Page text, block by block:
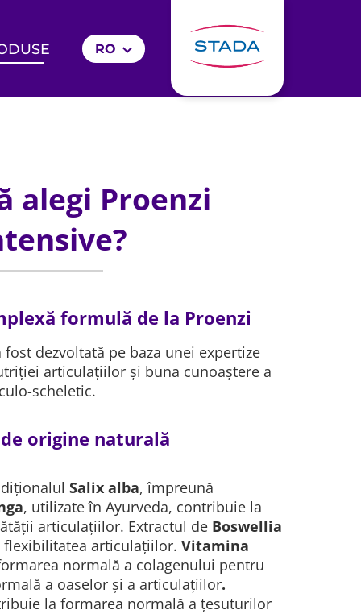
RO
alegi Proenzi
formulă de la Proenzi
fost dezvoltată pe baza unei expertize
articulațiilor și buna cunoaștere a
scheletic.
origine naturală
Salix alba, împreună
, utilizate în Ayurveda, contribuie la
articulațiilor. Extractul de Boswellia
flexibilitatea articulațiilor. Vitamina
normală a colagenului pentru
a oaselor și a articulațiilor.
la formarea normală a țesuturilor